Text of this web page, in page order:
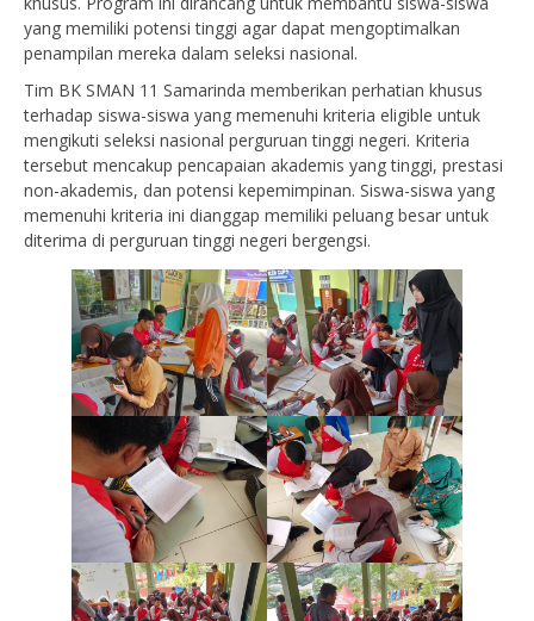
yang memiliki potensi tinggi agar dapat mengoptimalkan
penampilan mereka dalam seleksi nasional.
Tim BK SMAN 11 Samarinda memberikan perhatian khusus
terhadap siswa-siswa yang memenuhi kriteria eligible untuk
mengikuti seleksi nasional perguruan tinggi negeri. Kriteria
tersebut mencakup pencapaian akademis yang tinggi, prestasi
non-akademis, dan potensi kepemimpinan. Siswa-siswa yang
memenuhi kriteria ini dianggap memiliki peluang besar untuk
diterima di perguruan tinggi negeri bergengsi.